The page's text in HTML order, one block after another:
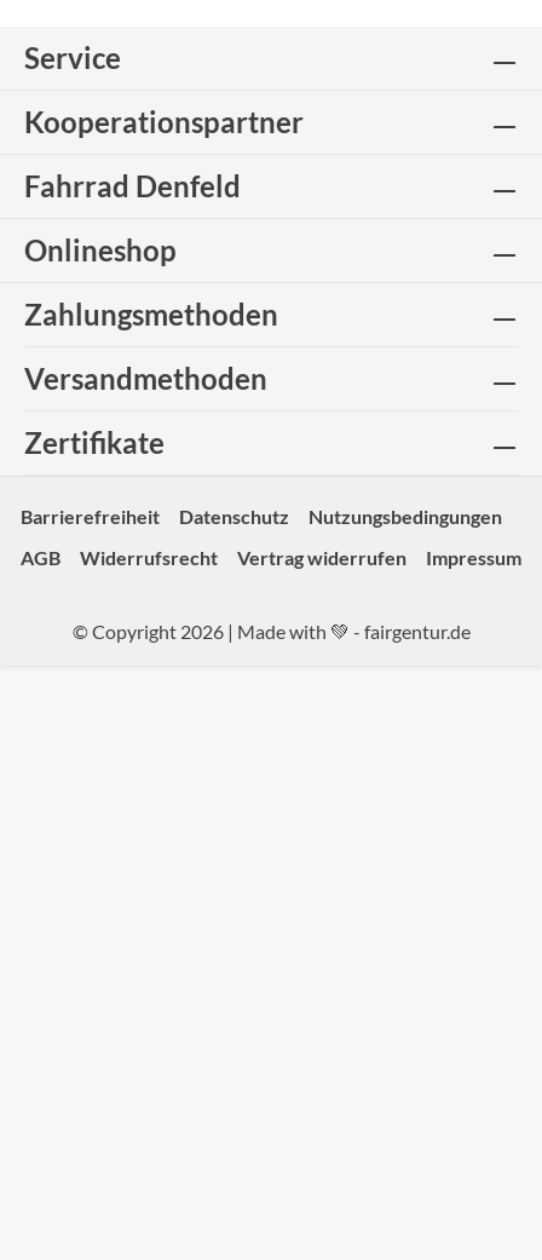
Service
Kooperationspartner
Fahrrad Denfeld
Onlineshop
Zahlungsmethoden
Versandmethoden
Zertifikate
Barrierefreiheit Datenschutz
Nutzungsbedingungen
AGB
Widerrufsrecht Vertrag widerrufen Impressum
© Copyright 2026 | Made with 💚 - fairgentur.de